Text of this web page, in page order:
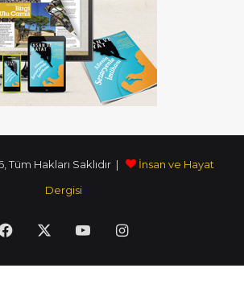
Tüm Hakları Saklıdır |
İnsan ve Hayat
Dergisi
Facebook YouTubeInstagram